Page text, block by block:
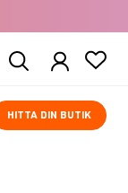
Search
Products
HITTA DIN BUTIK